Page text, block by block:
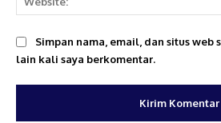
Simpan nama, email, dan situs web
lain kali saya berkomentar.